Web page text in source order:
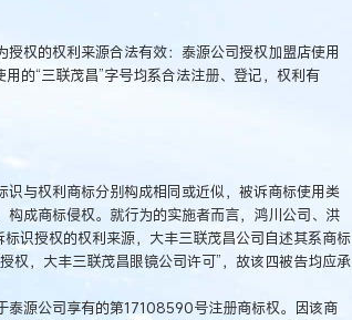
权的权利来源合法有效：泰源公司授权加盟店使用
的“三联茂昌”字号均系合法注册、登记，权利有
与权利商标分别构成相同或近似，被诉商标使用类
成商标侵权。就行为的实施者而言，鸿川公司、洪
识授权的权利来源，大丰三联茂昌公司自述其系商标
权，大丰三联茂昌眼镜公司许可”，故该四被告均应承
泰源公司享有的第17108590号注册商标权。因该商